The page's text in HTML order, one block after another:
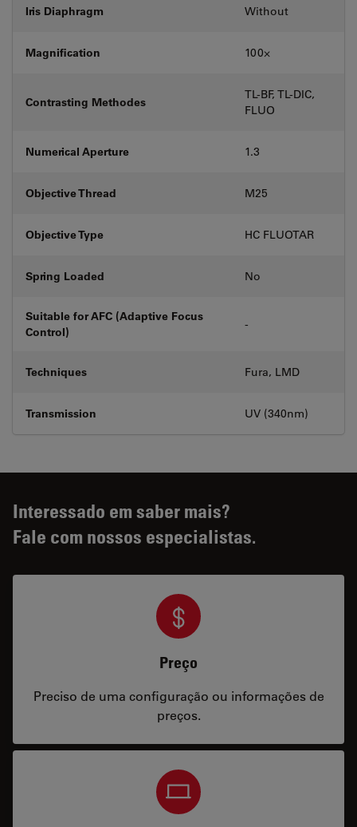
Iris Diaphragm Without
Magnification 100⨉
Contrasting Methodes
TL-BF, TL-DIC,
FLUO
Numerical Aperture 1.3
Objective Thread M25
Objective Type HC FLUOTAR
Spring Loaded No
Suitable for AFC (Adaptive Focus
Control)
-
Techniques Fura, LMD
Transmission UV (340nm)
Interessado em saber mais?
Fale com nossos especialistas.
Preço
Preciso de uma configuração ou informações de
preços.